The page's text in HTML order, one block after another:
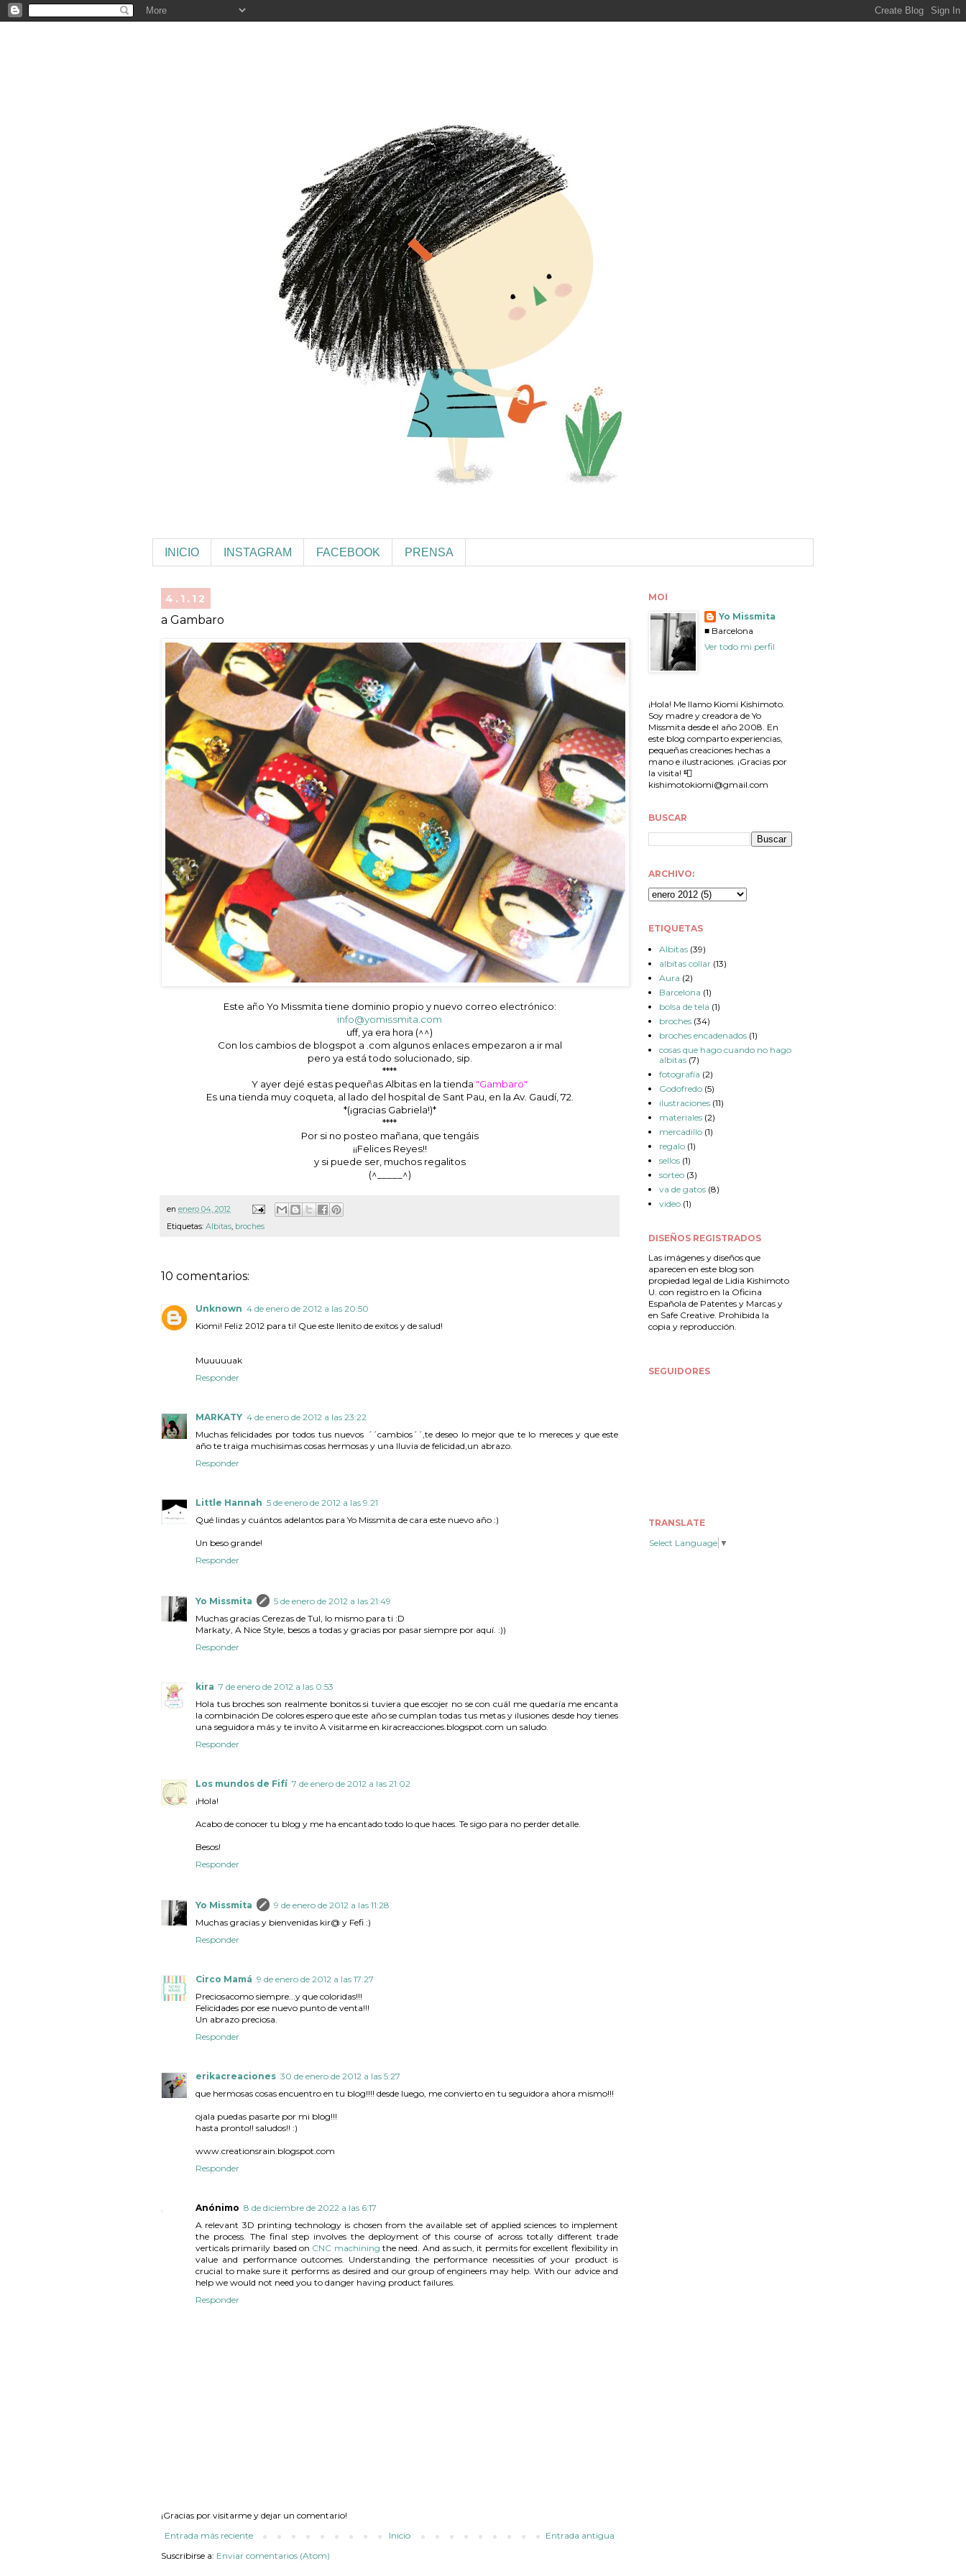
INICIO INSTAGRAM FACEBOOK PRENSA
4.1.12
a Gambaro
Este año Yo Missmita tiene dominio propio y nuevo correo electrónico:
info@yomissmita.com
uff, ya era hora (^^)
Con los cambios de blogspot a .com algunos enlaces empezaron a ir mal
pero ya está todo solucionado, sip.
****
Y ayer dejé estas pequeñas Albitas en la tienda "Gambaro"
Es una tienda muy coqueta, al lado del hospital de Sant Pau, en la Av. Gaudí, 72.
*(¡gracias Gabriela!)*
****
Por si no posteo mañana, que tengáis
¡¡Felices Reyes!!
y si puede ser, muchos regalitos
(^_____^)
en enero 04, 2012
Etiquetas: Albitas, broches
10 comentarios:
Unknown 4 de enero de 2012 a las 20:50
Kiomi! Feliz 2012 para ti! Que este llenito de exitos y de salud!
Muuuuuak
Responder
MARKATY 4 de enero de 2012 a las 23:22
Muchas felicidades por todos tus nuevos ´´cambios´´,te deseo lo mejor que te lo mereces y que este
año te traiga muchisimas cosas hermosas y una lluvia de felicidad,un abrazo.
Responder
Little Hannah 5 de enero de 2012 a las 9:21
Qué lindas y cuántos adelantos para Yo Missmita de cara este nuevo año :)
Un beso grande!
Responder
Yo Missmita
5 de enero de 2012 a las 21:49
Muchas gracias Cerezas de Tul, lo mismo para ti :D
Markaty, A Nice Style, besos a todas y gracias por pasar siempre por aquí. :))
Responder
kira 7 de enero de 2012 a las 0:53
Hola tus broches son realmente bonitos si tuviera que escojer no se con cuál me quedaría me encanta
la combinación De colores espero que este año se cumplan todas tus metas y ilusiones desde hoy tienes
una seguidora más y te invito A visitarme en kiracreacciones.blogspot.com un saludo.
Responder
Los mundos de Fifí 7 de enero de 2012 a las 21:02
¡Hola!
Acabo de conocer tu blog y me ha encantado todo lo que haces. Te sigo para no perder detalle.
Besos!
Responder
Yo Missmita
9 de enero de 2012 a las 11:28
Muchas gracias y bienvenidas kir@ y Fefi :)
Responder
Circo Mamá 9 de enero de 2012 a las 17:27
Preciosacomo siempre...y que coloridas!!!
Felicidades por ese nuevo punto de venta!!!
Un abrazo preciosa.
Responder
erikacreaciones 30 de enero de 2012 a las 5:27
que hermosas cosas encuentro en tu blog!!!! desde luego, me convierto en tu seguidora ahora mismo!!!
ojala puedas pasarte por mi blog!!!
hasta pronto!! saludos!! :)
www.creationsrain.blogspot.com
Responder
Anónimo 8 de diciembre de 2022 a las 6:17
A relevant 3D printing technology is chosen from the available set of applied sciences to implement
the process. The final step involves the deployment of this course of across totally different trade
verticals primarily based on CNC machining the need. And as such, it permits for excellent flexibility in
value and performance outcomes. Understanding the performance necessities of your product is
crucial to make sure it performs as desired and our group of engineers may help. With our advice and
help we would not need you to danger having product failures.
Responder
¡Gracias por visitarme y dejar un comentario!
Entrada más reciente
Entrada antigua
Inicio
Suscribirse a: Enviar comentarios (Atom)
MOI
Yo Missmita
■ Barcelona
Ver todo mi perfil
¡Hola! Me llamo Kiomi Kishimoto.
Soy madre y creadora de Yo
Missmita desde el año 2008. En
este blog comparto experiencias,
pequeñas creaciones hechas a
mano e ilustraciones. ¡Gracias por
la visita! 📮
kishimotokiomi@gmail.com
BUSCAR
ARCHIVO:
ETIQUETAS
Albitas (39)
albitas collar (13)
Aura (2)
Barcelona (1)
bolsa de tela (1)
broches (34)
broches encadenados (1)
cosas que hago cuando no hago
albitas (7)
fotografía (2)
Godofredo (5)
ilustraciones (11)
materiales (2)
mercadillo (1)
regalo (1)
sellos (1)
sorteo (3)
va de gatos (8)
video (1)
DISEÑOS REGISTRADOS
Las imágenes y diseños que
aparecen en este blog son
propiedad legal de Lidia Kishimoto
U. con registro en la Oficina
Española de Patentes y Marcas y
en Safe Creative. Prohibida la
copia y reproducción.
SEGUIDORES
TRANSLATE
Select Language ▼